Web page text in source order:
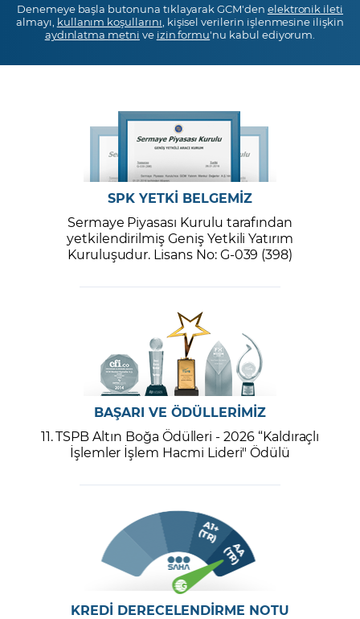
Denemeye başla butonuna tıklayarak GCM'den elektronik ileti
almayı, kullanım koşullarını , kişisel verilerin işlenmesine ilişkin
aydınlatma metni ve izin formu'nu kabul ediyorum.
SPK YETKİ BELGEMİZ
Sermaye Piyasası Kurulu tarafından
yetkilendirilmiş Geniş Yetkili Yatırım
Kuruluşudur. Lisans No: G-039 (398)
BAŞARI VE ÖDÜLLERİMİZ
11. TSPB Altın Boğa Ödülleri - 2026 “Kaldıraçlı
İşlemler İşlem Hacmi Lideri" Ödülü
KREDİ DERECELENDİRME NOTU